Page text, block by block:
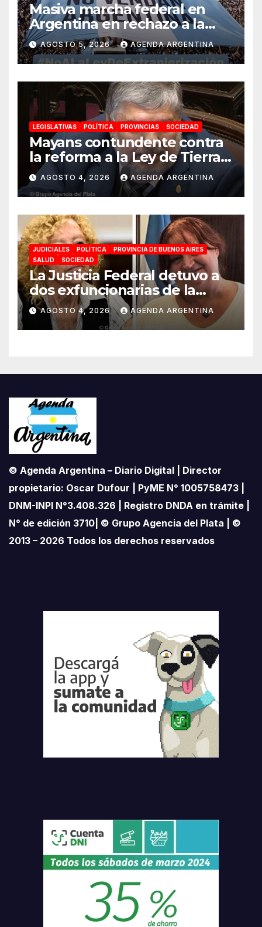
Masiva marcha federal en
Argentina en rechazo a la
reforma de la Ley de Tierras
impulsada por Milei: «La
soberanía no se negocia»
AGOSTO 5, 2026 AGENDA ARGENTINA
LEGISLATIVAS POLÍTICA PROVINCIAS SOCIEDAD
Mayans contundente contra
la reforma a la Ley de Tierras:
«Esta ley vende el país»
AGOSTO 4, 2026 AGENDA ARGENTINA
JUDICIALES POLÍTICA
PROVINCIA DE BUENOS AIRES
SALUD
SOCIEDAD
La Justicia Federal detuvo a
dos exfuncionarias de la
ANMAT y el INAME por la
causa del fentanilo
contaminado
AGOSTO 4, 2026 AGENDA ARGENTINA
© Agenda Argentina – Diario Digital | Director
propietario: Oscar Dufour | PyME N° 1005758473 |
DNM-INPI N°3.408.326 | Registro DNDA en trámite |
N° de edición 3710| © Grupo Agencia del Plata | ©
2013 – 2026 Todos los derechos reservados